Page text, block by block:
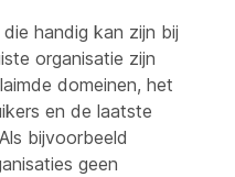
handig kan zijn bij
organisatie zijn
domeinen, het
en de laatste
bijvoorbeeld
geen